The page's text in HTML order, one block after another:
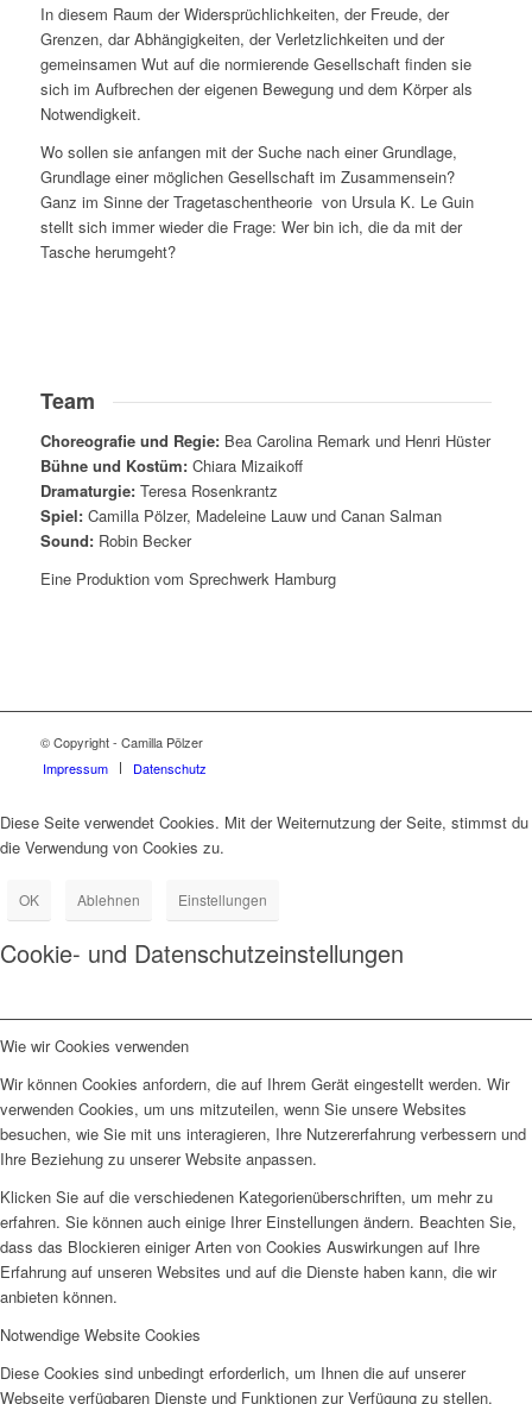
In diesem Raum der Widersprüchlichkeiten, der Freude, der
Grenzen, dar Abhängigkeiten, der Verletzlichkeiten und der
gemeinsamen Wut auf die normierende Gesellschaft finden sie
sich im Aufbrechen der eigenen Bewegung und dem Körper als
Notwendigkeit.
Wo sollen sie anfangen mit der Suche nach einer Grundlage,
Grundlage einer möglichen Gesellschaft im Zusammensein?
Ganz im Sinne der Tragetaschentheorie von Ursula K. Le Guin
stellt sich immer wieder die Frage: Wer bin ich, die da mit der
Tasche herumgeht?
Team
Choreografie und Regie: Bea Carolina Remark und Henri Hüster
Bühne und Kostüm: Chiara Mizaikoff
Dramaturgie: Teresa Rosenkrantz
Spiel: Camilla Pölzer, Madeleine Lauw und Canan Salman
Sound: Robin Becker
Eine Produktion vom Sprechwerk Hamburg
© Copyright - Camilla Pölzer
Impressum
Datenschutz
Diese Seite verwendet Cookies. Mit der Weiternutzung der Seite, stimmst du
die Verwendung von Cookies zu.
OK Ablehnen Einstellungen
Cookie- und Datenschutzeinstellungen
Wie wir Cookies verwenden
Wir können Cookies anfordern, die auf Ihrem Gerät eingestellt werden. Wir
verwenden Cookies, um uns mitzuteilen, wenn Sie unsere Websites
besuchen, wie Sie mit uns interagieren, Ihre Nutzererfahrung verbessern und
Ihre Beziehung zu unserer Website anpassen.
Klicken Sie auf die verschiedenen Kategorienüberschriften, um mehr zu
erfahren. Sie können auch einige Ihrer Einstellungen ändern. Beachten Sie,
dass das Blockieren einiger Arten von Cookies Auswirkungen auf Ihre
Erfahrung auf unseren Websites und auf die Dienste haben kann, die wir
anbieten können.
Notwendige Website Cookies
Diese Cookies sind unbedingt erforderlich, um Ihnen die auf unserer
Webseite verfügbaren Dienste und Funktionen zur Verfügung zu stellen.